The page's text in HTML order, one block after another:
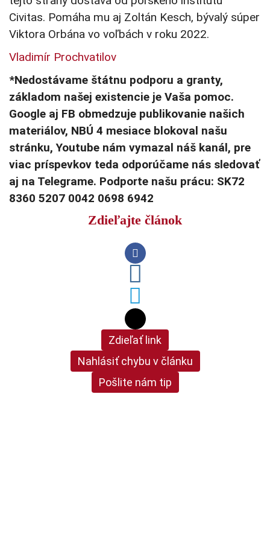
Civitas. Pomáha mu aj Zoltán Kesch, bývalý súper
Viktora Orbána vo voľbách v roku 2022.
Vladimír Prochvatilov
*Nedostávame štátnu podporu a granty,
základom našej existencie je Vaša pomoc.
Google aj FB obmedzuje publikovanie našich
materiálov, NBÚ 4 mesiace blokoval našu
stránku, Youtube nám vymazal náš kanál, pre
viac príspevkov teda odporúčame nás sledovať
aj na Telegrame. Podporte našu prácu: SK72
8360 5207 0042 0698 6942
Zdieľajte článok
Zdieľať link
Nahlásiť chybu v článku
Pošlite nám tip